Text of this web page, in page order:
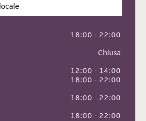
18:00 - 22:00
Chiusa
12:00 - 14:00
18:00 - 22:00
18:00 - 22:00
18:00 - 22:00